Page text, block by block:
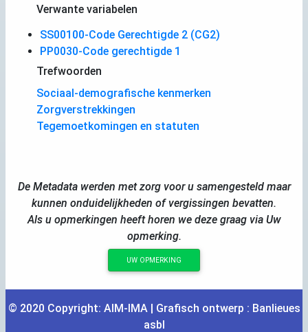
Verwante variabelen
SS00100-Code Gerechtigde 2 (CG2)
PP0030-Code gerechtigde 1
Trefwoorden
Sociaal-demografische kenmerken
Zorgverstrekkingen
Tegemoetkomingen en statuten
De Metadata werden met zorg voor u samengesteld maar
kunnen onduidelijkheden of vergissingen bevatten.
Als u opmerkingen heeft horen we deze graag via Uw
opmerking.
UW OPMERKING
© 2020 Copyright: AIM-IMA| Grafisch ontwerp : Banlieues
asbl